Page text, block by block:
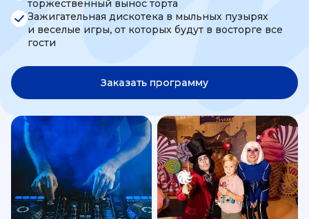
торжественный вынос торта
Зажигательная дискотека в мыльных пузырях
и веселые игры, от которых будут в восторге все
гости
Заказать программу